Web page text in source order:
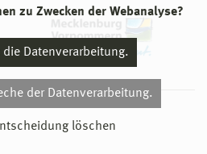
zu Zwecken der Webanalyse?
die Datenverarbeitung.
der Datenverarbeitung.
löschen